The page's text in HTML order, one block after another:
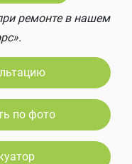
ремонте в нашем
по фото